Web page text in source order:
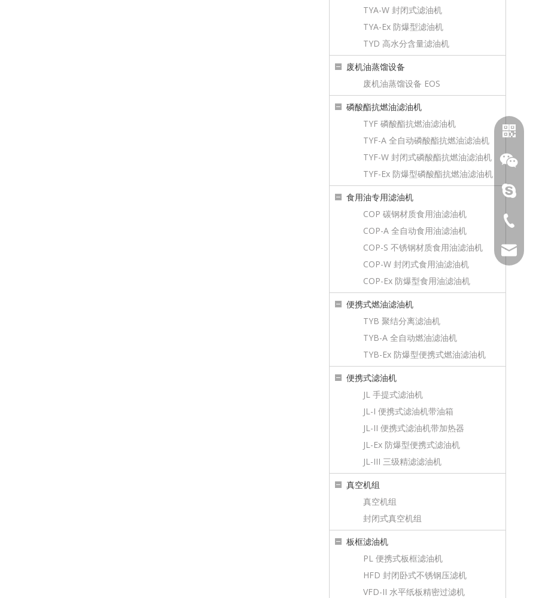
TYA-W 封闭式滤油机
TYA-Ex 防爆型滤油机
TYD 高水分含量滤油机
废机油蒸馏设备
废机油蒸馏设备 EOS
磷酸酯抗燃油滤油机
TYF 磷酸酯抗燃油滤油机
TYF-A 全自动磷酸酯抗燃油滤油机
TYF-W 封闭式磷酸酯抗燃油滤油机
TYF-Ex 防爆型磷酸酯抗燃油滤油机
食用油专用滤油机
COP 碳钢材质食用油滤油机
COP-A 全自动食用油滤油机
COP-S 不锈钢材质食用油滤油机
COP-W 封闭式食用油滤油机
COP-Ex 防爆型食用油滤油机
便携式燃油滤油机
TYB 聚结分离滤油机
TYB-A 全自动燃油滤油机
TYB-Ex 防爆型便携式燃油滤油机
便携式滤油机
JL 手提式滤油机
JL-I 便携式滤油机带油箱
JL-II 便携式滤油机带加热器
JL-Ex 防爆型便携式滤油机
JL-III 三级精滤滤油机
真空机组
真空机组
封闭式真空机组
板框滤油机
PL 便携式板框滤油机
HFD 封闭卧式不锈钢压滤机
VFD-II 水平纸板精密过滤机
微信
顶级油
023-